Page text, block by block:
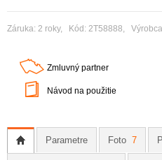
Záruka: 2 roky, Kód: 2T58888,
Zmluvný partner
Návod na použitie
Parametre Foto 7